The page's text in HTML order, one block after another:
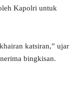
Kapolri untuk
katsiran,” ujar
bingkisan.